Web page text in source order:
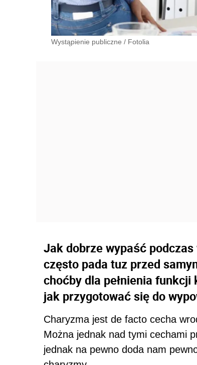
Wystąpienie publiczne / Fotolia
Jak dobrze wypaść
często pada tuz przed
choćby dla pełnienia
jak przygotować się do
Charyzma jest de facto cecha
Można jednak nad tymi cechami
jednak na pewno doda nam